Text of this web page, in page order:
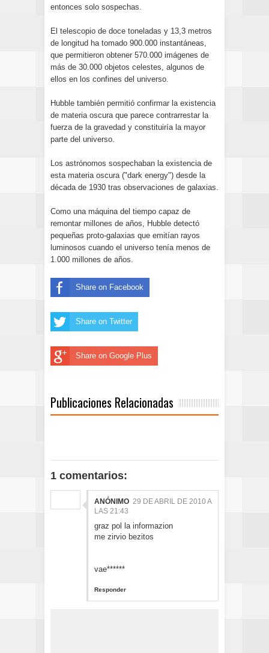
entonces solo sospechas.
El telescopio de doce toneladas y 13,3 metros
de longitud ha tomado 900.000 instantáneas,
que permitieron obtener 570.000 imágenes de
más de 30.000 objetos celestes, algunos de
ellos en los confines del universo.
Hubble también permitió confirmar la existencia
de materia oscura que parece contrarrestar la
fuerza de la gravedad y constituiría la mayor
parte del universo.
Los astrónomos sospechaban la existencia de
esta materia oscura ("dark energy") desde la
década de 1930 tras observaciones de galaxias.
Como una máquina del tiempo capaz de
remontar millones de años, Hubble detectó
pequeñas proto-galaxias que emitían rayos
luminosos cuando el universo tenía menos de
1.000 millones de años.
Share on Facebook
Share on Twitter
Share on Google Plus
Publicaciones Relacionadas
1 comentarios:
ANÓNIMO 29 DE ABRIL DE 2010 A
LAS 21:43
graz pol la informazion
me zirvio bezitos
vae******
Responder